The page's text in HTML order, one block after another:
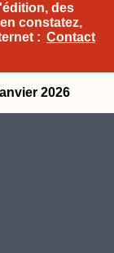
des
constatez,
: Contact
2026